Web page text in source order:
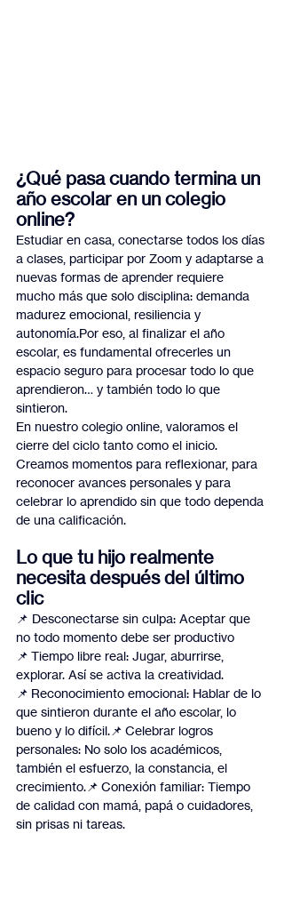
¿Qué pasa cuando termina un
año escolar en un colegio
online?
Estudiar en casa, conectarse todos los días
a clases, participar por Zoom y adaptarse a
nuevas formas de aprender requiere
mucho más que solo disciplina: demanda
madurez emocional, resiliencia y
autonomía.Por eso, al finalizar el año
escolar, es fundamental ofrecerles un
espacio seguro para procesar todo lo que
aprendieron… y también todo lo que
sintieron.
En nuestro colegio online, valoramos el
cierre del ciclo tanto como el inicio.
Creamos momentos para reflexionar, para
reconocer avances personales y para
celebrar lo aprendido sin que todo dependa
de una calificación.
Lo que tu hijo realmente
necesita después del último
clic
📌 Desconectarse sin culpa: Aceptar que
no todo momento debe ser productivo
📌 Tiempo libre real: Jugar, aburrirse,
explorar. Así se activa la creatividad.
📌 Reconocimiento emocional: Hablar de lo
que sintieron durante el año escolar, lo
bueno y lo difícil.📌 Celebrar logros
personales: No solo los académicos,
también el esfuerzo, la constancia, el
crecimiento.📌 Conexión familiar: Tiempo
de calidad con mamá, papá o cuidadores,
sin prisas ni tareas.